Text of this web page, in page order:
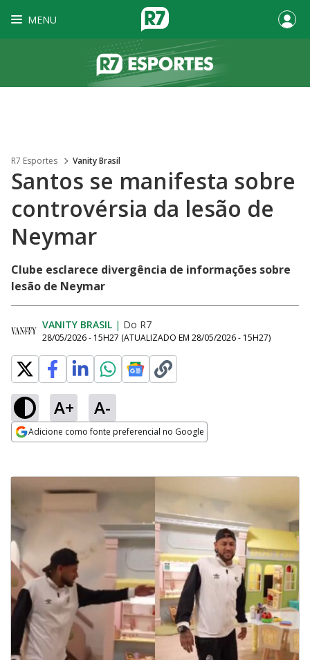
MENU
R7 Esportes Vanity Brasil
Santos se manifesta sobre
controvérsia da lesão de
Neymar
Clube esclarece divergência de informações sobre
lesão de Neymar
VANITY BRASIL | Do R7
28/05/2026 - 15H27 (ATUALIZADO EM 28/05/2026 - 15H27)
A+ A-
Adicione como fonte preferencial no Google